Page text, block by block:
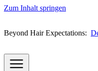
Zum Inhalt springen
Beyond Hair Expectations: